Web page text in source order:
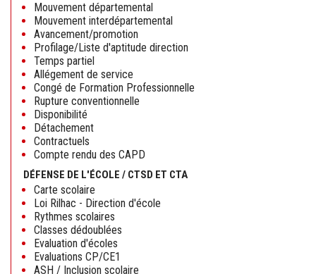
Mouvement départemental
Mouvement interdépartemental
Avancement/promotion
Profilage/Liste d'aptitude direction
Temps partiel
Allégement de service
Congé de Formation Professionnelle
Rupture conventionnelle
Disponibilité
Détachement
Contractuels
Compte rendu des CAPD
DÉFENSE DE L'ÉCOLE / CTSD ET CTA
Carte scolaire
Loi Rilhac - Direction d'école
Rythmes scolaires
Classes dédoublées
Evaluation d'écoles
Evaluations CP/CE1
ASH / Inclusion scolaire